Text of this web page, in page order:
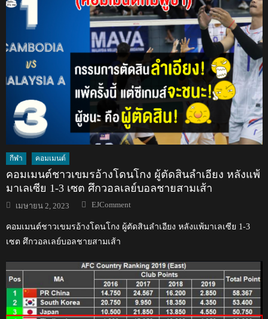
กีฬา คอมเมนต์
คอมเมนต์ชาวเขมรอ้างโดนโกง ผู้ตัดสินลำเอียง หลังแพ้
มาเลเซีย 1-3 เซต ศึกวอลเลย์บอลชายสามเส้า
Posted
on
เมษายน 2, 2023 Author
EJComment
คอมเมนต์ชาวเขมรอ้างโดนโกง ผู้ตัดสินลำเอียง หลังแพ้มาเลเซีย 1-3
เซต ศึกวอลเลย์บอลชายสามเส้า